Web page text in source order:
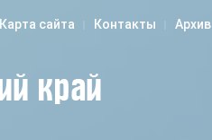
Карта сайта Контакты Архив